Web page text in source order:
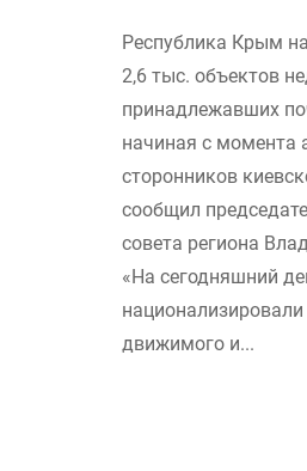
Республика Крым
2,6 тыс. объектов
принадлежавших
начиная с момента
сторонников
сообщил
совета региона
«На сегодняшний
движимого и...